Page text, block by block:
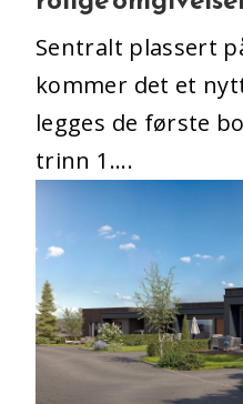
Sentralt plassert
kommer det et
legges de første
trinn 1....